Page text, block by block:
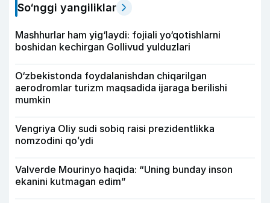
So‘nggi yangiliklar
Mashhurlar ham yig‘laydi: fojiali yo‘qotishlarni
boshidan kechirgan Gollivud yulduzlari
O‘zbekistonda foydalanishdan chiqarilgan
aerodromlar turizm maqsadida ijaraga berilishi
mumkin
Vengriya Oliy sudi sobiq raisi prezidentlikka
nomzodini qoʻydi
Valverde Mourinyo haqida: “Uning bunday inson
ekanini kutmagan edim”